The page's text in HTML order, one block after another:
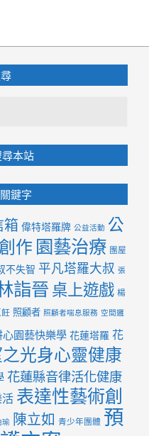
本站
鍵字
箱 偉特塔羅牌 公益活動 公
作 園藝治療 團屋
不失智 平凡塔羅大叔 張
詣晉桌上遊戲 楊
照顧者 照顧者喘息服務 空間邏
心園藝快樂學 花蓮塔羅 花
光身心靈健康
花蓮縣音律活化健康
表達性藝術創
瑜 陳立如 青少年團體 預